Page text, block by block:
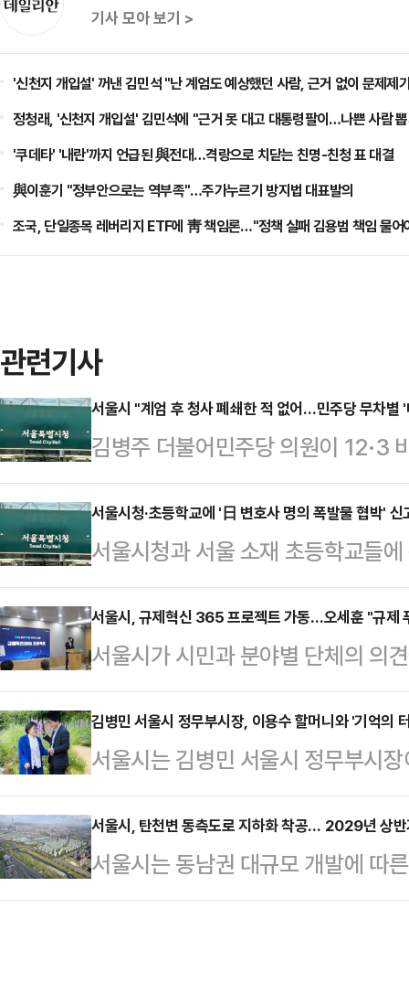
기사 모아 보기 >
'신천지 개입설' 꺼낸 김민석 "난 계엄도 예상했던 사람, 근거 없이 문제제
정청래, '신천지 개입설' 김민석에 "근거 못 대고 대통령팔이…나쁜 사람
'쿠데타' '내란'까지 언급된 與전대…격랑으로 치닫는 친명-친청 표 대결
與이훈기 "정부안으로는 역부족"…주가누르기 방지법 대표발의
조국, 단일종목 레버리지 ETF에 靑 책임론…"정책 실패 김용범 책임 물어
관련기사
서울시 "계엄 후 청사 폐쇄한 적 없어…민주당 무차별
김병주 더불어민주당 의원이 12·3
치단체장들이 청사 폐쇄 등 계엄에
당의 무차별적인 내란몰이가 도를
정무부시장은 25일 오후 입장문을
상계엄 선포 직후 국민의힘 소속 지
의를 진행했다며 지자체장들이 비
이뤄져야 한다고 주장했다"며 "이
겠다는 얄팍한 노림수에 …
서울시청·초등학교에 '日 변호사 명의 폭발물 협박'
서울시청과 서울 소재 초등학교들
가 접수돼 경찰이 확인에 나섰다
남대문경찰서는 이날 오전 이 같은
협박 메일에는 일본어와 영어가 섞
와 다카히로'라는 일본 변호사 명의
허위일 가능성이 높다고 보고 경찰
을 보내 일대 순찰을 강화하고 있
협박 팩스·이메일은 …
서울시, 규제혁신 365 프로젝트 가동…오세훈 "규제
서울시가 시민과 분야별 단체의 의
된 심사단을 상시 운영해 체감도 높
이를 통해 선언적 철폐를 넘어 한
혁신'에 나선다는 방침이다.또 신산
스'를 도입하는 등 시정 전반에 규
서울시장은 20일 시청에서 이 같
젝트'를 발표했다.이번' 규제혁신
집중 추진 …
김병민 서울시 정무부시장, 이용수 할머니와 '기억의
서울시는 김병민 서울시 정무부시
14일)을 하루 앞둔 지난 13일 오후
함께 중구 남산공원 통감관저 터 '
군 위안부 피해자 기림의 날은
부 피해 사실을 처음으로 공개 증언
서울시, 탄천변 동측도로 지하화 착공… 2029년 상반
서울시는 동남권 대규모 개발에 따
송파대로 우회 기능을 확보하기 위